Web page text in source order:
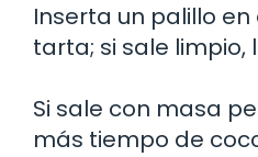
Inserta un palillo
tarta; si sale
Si sale con masa
más tiempo de